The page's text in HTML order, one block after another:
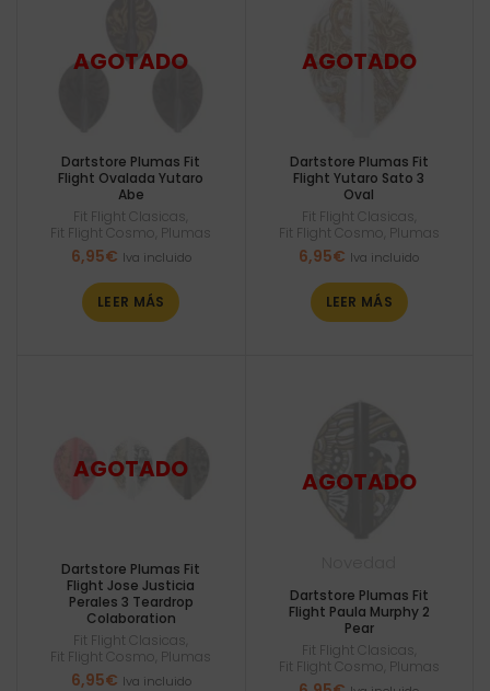
Dartstore Plumas Fit
Flight Ovalada Yutaro
Abe
Fit Flight Clasicas
Fit Flight Cosmo Plumas
6,95€ Iva incluido
LEER MÁS
Dartstore Plumas Fit
Flight Yutaro Sato 3
Oval
Fit Flight Clasicas
Fit Flight Cosmo Plumas
6,95€ Iva incluido
LEER MÁS
Dartstore Plumas Fit
Flight Jose Justicia
Perales 3 Teardrop
Colaboration
Fit Flight Clasicas
Fit Flight Cosmo Plumas
6,95€ Iva incluido
Dartstore Plumas Fit
Flight Paula Murphy 2
Pear
Fit Flight Clasicas
Fit Flight Cosmo Plumas